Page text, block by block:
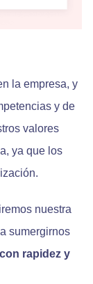
la empresa, y
y de
valores
ya que los
nuestra
sumergirnos
rapidez y